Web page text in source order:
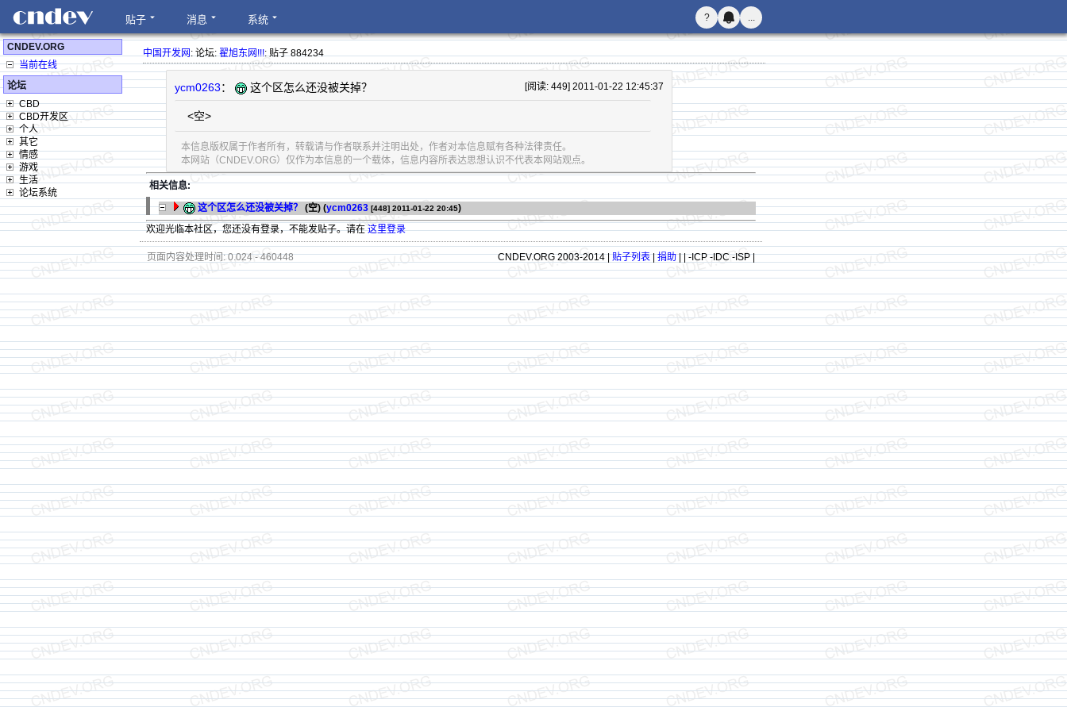
贴子 消息 系统 ? ...
CNDEV.ORG
当前在线
论坛
CBD
CBD开发区
个人
其它
情感
游戏
生活
论坛系统
中国开发网: 论坛:翟旭东网!!!: 贴子 884234
ycm0263： 这个区怎么还没被关掉？ [阅读: 449] 2011-01-22 12:45:37
<空>
本信息版权属于作者所有，转载请与作者联系并注明出处，作者对本信息赋有各种法律责任。
本网站（CNDEV.ORG）仅作为本信息的一个载体，信息内容所表达思想认识不代表本网站观点。
相关信息:
这个区怎么还没被关掉？
(空) (ycm0263 [448] 2011-01-22 20:45)
欢迎光临本社区，您还没有登录，不能发贴子。请在这里登录
页面内容处理时间: 0.024 - 460448 CNDEV.ORG 2003-2014 |贴子列表|捐助|| -ICP -IDC -ISP |